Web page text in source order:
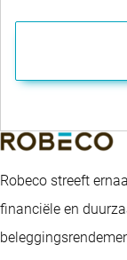
flexibele
aan de
kenmerken op het
Sustainable
past Robeco's
fonds hanteert
niet beperkt tot,
Robeco streeft
financiële en